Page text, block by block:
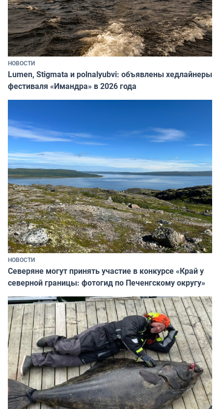
НОВОСТИ
Lumen, Stigmata и polnalyubvi: объявлены хедлайнеры
фестиваля «Имандра» в 2026 года
НОВОСТИ
Северяне могут принять участие в конкурсе «Край у
северной границы: фотогид по Печенгскому округу»